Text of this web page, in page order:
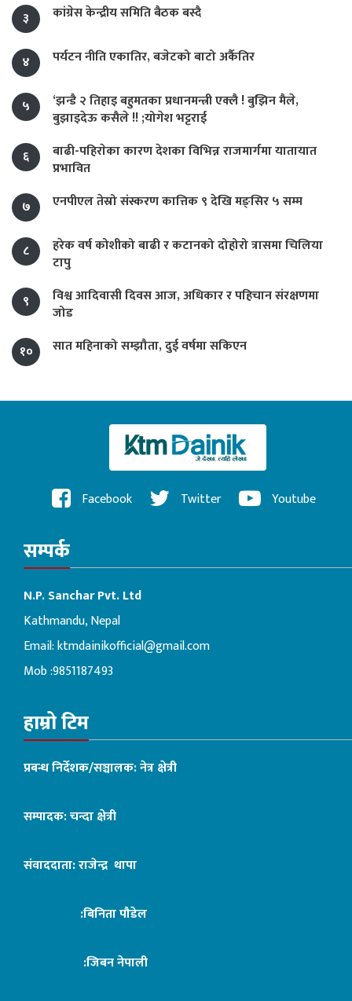
३
कांग्रेस केन्द्रीय समिति बैठक बस्दै
४ पर्यटन नीति एकातिर, बजेटको बाटो अर्कैतिर
५
‘झन्डै २ तिहाइ बहुमतका प्रधानमन्त्री एक्लै ! बुझिन मैले,
बुझाइदेऊ कसैले !! ;योगेश भट्टराई
६
बाढी-पहिराेका कारण देशका विभिन्न राजमार्गमा यातायात
प्रभावित
७
एनपीएल तेस्रो संस्करण कात्तिक ९ देखि मङ्सिर ५ सम्म
८
हरेक वर्ष कोशीको बाढी र कटानको दोहोरो त्रासमा चिलिया
टापु
९
विश्व आदिवासी दिवस आज, अधिकार र पहिचान संरक्षणमा
जोड
१०
सात महिनाको सम्झौता, दुई वर्षमा सकिएन
Facebook Twitter Youtube
सम्पर्क
N.P. Sanchar Pvt. Ltd
Kathmandu, Nepal
Email:ktmdainikofficial@gmail.com
Mob :9851187493
हाम्रो टिम
प्रबन्ध निर्देशक/सञ्चालक: नेत्र क्षेत्री
सम्पादक: चन्दा क्षेत्री
संवाददाता: राजेन्द्र थापा
:बिनिता पौडेल
:जिबन नेपाली